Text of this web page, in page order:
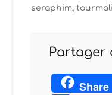
seraphim,
Partager
Share